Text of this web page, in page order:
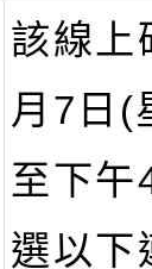
該線上
月7日(
至下午
選以